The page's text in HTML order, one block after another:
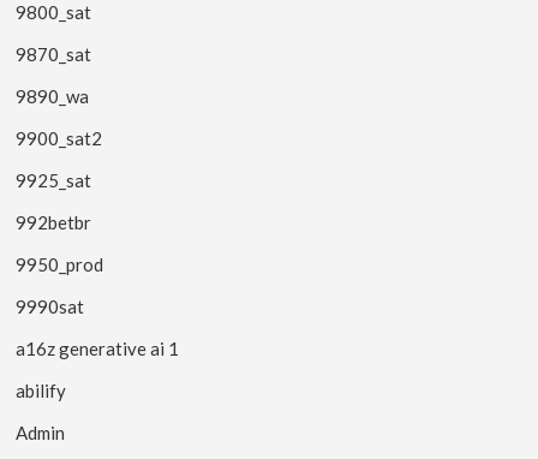
9800_sat
9870_sat
9890_wa
9900_sat2
9925_sat
992betbr
9950_prod
9990sat
a16z generative ai 1
abilify
Admin